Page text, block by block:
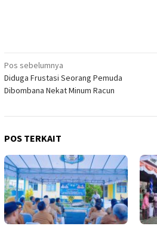
Navigasi
pos
Pos sebelumnya
Diduga Frustasi Seorang Pemuda
Dibombana Nekat Minum Racun
POS TERKAIT